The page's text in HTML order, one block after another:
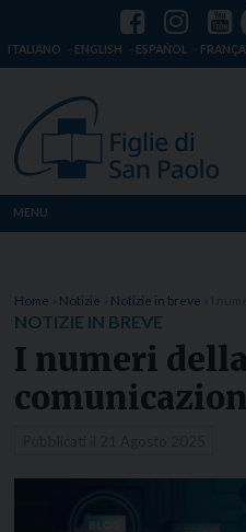
ITALIANO ENGLISH ESPAÑOL
MENU
Dove siamo
Notizie
Home Notizie Notizie in breve
NOTIZIE IN BREVE
I numeri della